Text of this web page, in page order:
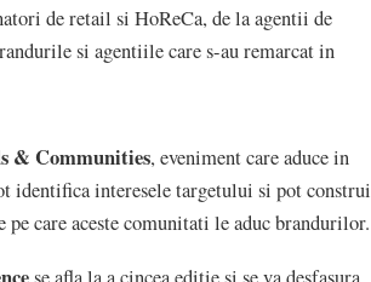
de retail si HoReCa, de la agentii de
si agentiile care s-au remarcat in
& Communities, eveniment care aduce in
interesele targetului si pot construi
care aceste comunitati le aduc brandurilor.
se afla la a cincea editie si se va desfasura